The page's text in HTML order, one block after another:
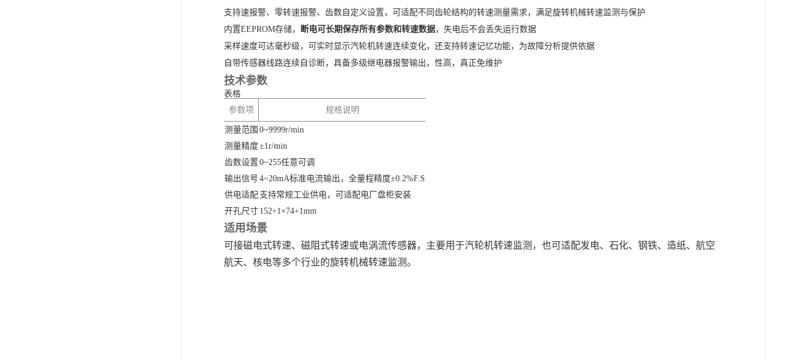
支持速报警、零转速报警、齿数自定义设置，可适配不同齿轮结构的转速测量需求，满足旋转机械转速监测与保护
内置EEPROM存储，‌
断电可长期保存所有参数和转速数据‌，失电后不会丢失运行数据
采样速度可达毫秒级，可实时显示汽轮机转速连续变化，还支持转速记忆功能，为故障分析提供依据
自带传感器线路连续自诊断，具备多级继电器报警输出，性高，真正免维护
技术参数
表格
参数项
规格说明
测量范围 0~9999r/min
测量精度±1r/min
齿数设置 0~255任意可调
输出信号 4~20mA标准电流输出，全量程精度±0.2%F.S
供电适配 支持常规工业供电，可适配电厂盘柜安装
开孔尺寸 152+1×74+1mm
适用场景
可接磁电式转速、磁阻式转速或电涡流传感器，主要用于汽轮机转速监测，也可适配发电、石化、钢铁、造纸、航空
航天、核电等多个行业的旋转机械转速监测。